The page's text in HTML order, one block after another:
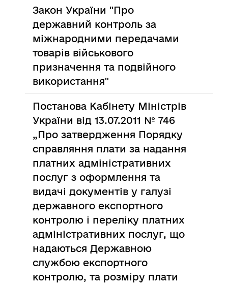
Закон України "Про
державний контроль за
міжнародними передачами
товарів військового
призначення та подвійного
використання"
Постанова Кабінету Міністрів
України від 13.07.2011 № 746
„Про затвердження Порядку
справляння плати за надання
платних адміністративних
послуг з оформлення та
видачі документів у галузі
державного експортного
контролю і переліку платних
адміністративних послуг, що
надаються Державною
службою експортного
контролю, та розміру плати